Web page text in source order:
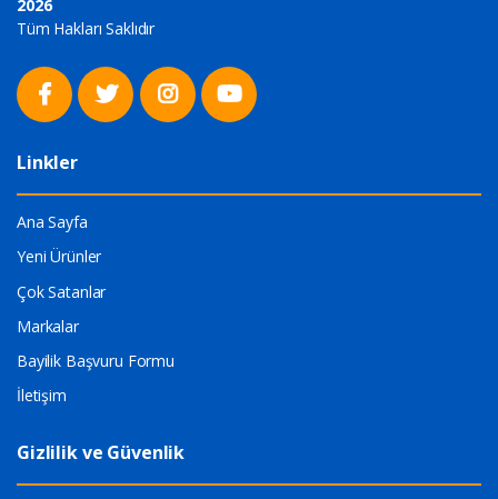
2026
Tüm Hakları Saklıdır
Linkler
Ana Sayfa
Yeni Ürünler
Çok Satanlar
Markalar
Bayilik Başvuru Formu
İletişim
Gizlilik ve Güvenlik